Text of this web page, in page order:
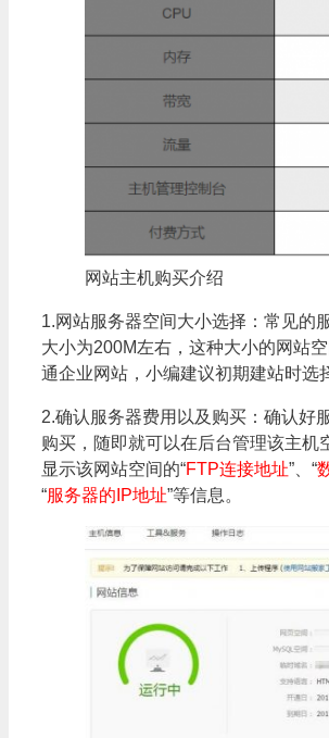
网站主机购买介绍
1.网站服务器空间大小选择：常见的
大小为200M左右，这种大小的网站
通企业网站，小编建议初期建站时选
2.确认服务器费用以及购买：确认好
购买，随即就可以在后台管理该主机
显示该网站空间的“FTP连接地址”、“
“服务器的IP地址”等信息。